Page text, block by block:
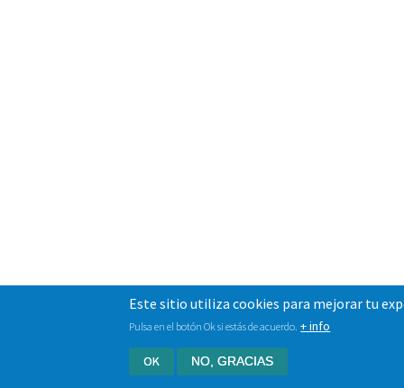
Este sitio utiliza cookies para mejorar tu
Pulsa en el botón Ok si estás de acuerdo. + info
OK NO, GRACIAS